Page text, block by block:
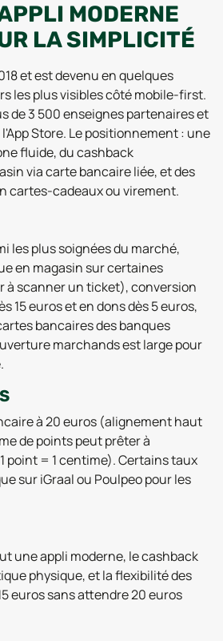
MODERNE
LA SIMPLICITÉ
et est devenu en quelques
les plus visibles côté mobile-first.
de 3 500 enseignes partenaires et
Store. Le positionnement : une
fluide, du cashback
via carte bancaire liée, et des
cartes-cadeaux ou virement.
les plus soignées du marché,
en magasin sur certaines
à scanner un ticket), conversion
15 euros et en dons dès 5 euros,
bancaires des banques
marchands est large pour
à 20 euros (alignement haut
de points peut prêter à
point = 1 centime). Certains taux
sur iGraal ou Poulpeo pour les
une appli moderne, le cashback
physique, et la flexibilité des
euros sans attendre 20 euros